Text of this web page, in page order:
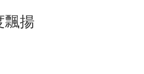
飄揚